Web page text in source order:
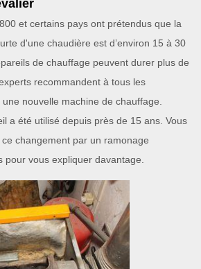
et certains pays ont prétendus que la
d'une chaudière est d’environ 15 à 30
de chauffage peuvent durer plus de
recommandent à tous les
nouvelle machine de chauffage.
a été utilisé depuis près de 15 ans. Vous
changement par un ramonage
pour vous expliquer davantage.